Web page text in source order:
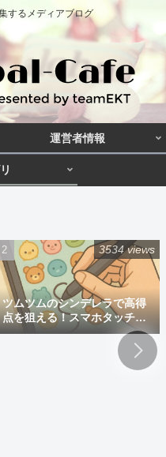
するメディアブログ
運営者情報
ツムツムのシンデレラで高得
点を狙える！スマホタッチペ
ン
3534 views